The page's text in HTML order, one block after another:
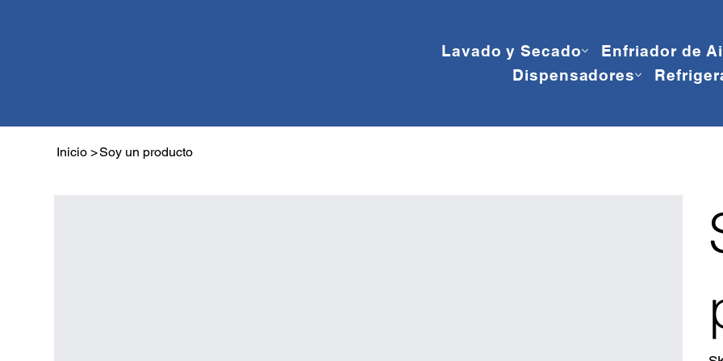
Lavado y Secado Enfriador de
Dispensadores
Inicio >Soy un producto